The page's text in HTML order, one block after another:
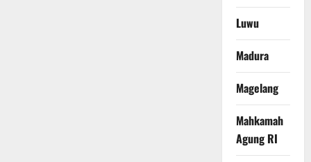
Luwu
Madura
Magelang
Mahkamah
Agung RI